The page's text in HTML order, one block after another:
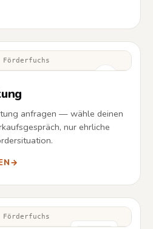
Förderfuchs
anfragen — wähle deinen
nur ehrliche
→
Förderfuchs